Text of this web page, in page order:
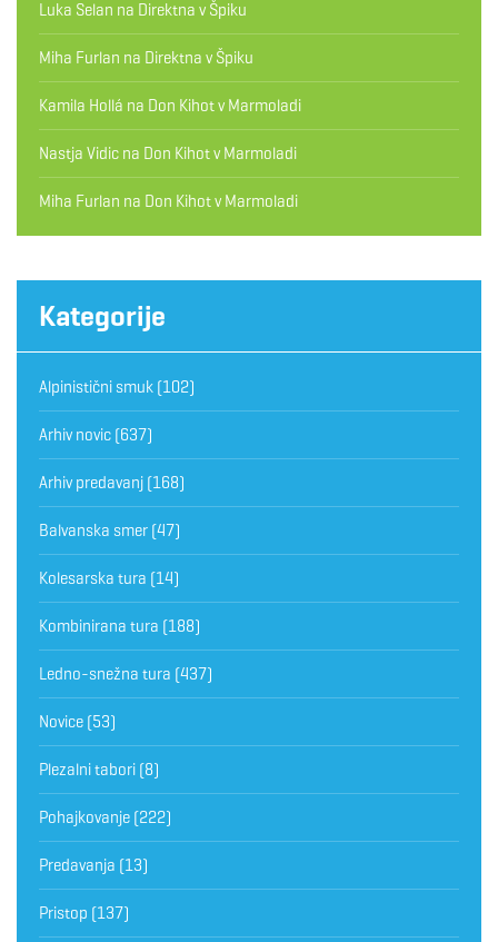
Luka Selan na Direktna v Špiku
Miha Furlan na Direktna v Špiku
Kamila Hollá na Don Kihot v Marmoladi
Nastja Vidic na Don Kihot v Marmoladi
Miha Furlan na Don Kihot v Marmoladi
Kategorije
Alpinistični smuk (102)
Arhiv novic (637)
Arhiv predavanj (168)
Balvanska smer (47)
Kolesarska tura (14)
Kombinirana tura (188)
Ledno-snežna tura (437)
Novice (53)
Plezalni tabori (8)
Pohajkovanje (222)
Predavanja (13)
Pristop (137)